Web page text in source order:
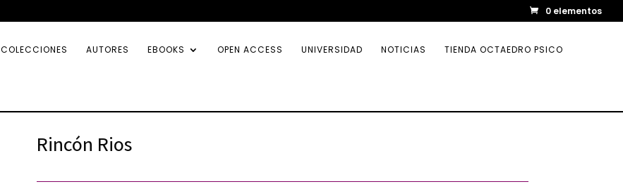
0 elementos
COLECCIONES AUTORES EBOOKS OPEN ACCESS UNIVERSIDAD NOTICIAS TIENDA OCTAEDRO PSICO
Rincón Rios